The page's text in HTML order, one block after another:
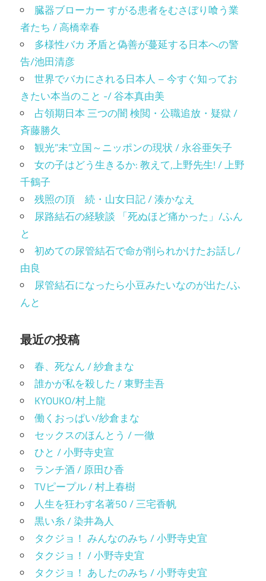
臓器ブローカー すがる患者をむさぼり喰う業
者たち / 高橋幸春
多様性バカ 矛盾と偽善が蔓延する日本への警
告/池田清彦
世界でバカにされる日本人 – 今すぐ知ってお
きたい本当のこと -/ 谷本真由美
占領期日本 三つの闇 検閲・公職追放・疑獄 /
斉藤勝久
観光”未”立国～ニッポンの現状 / 永谷亜矢子
女の子はどう生きるか: 教えて,上野先生! / 上野
千鶴子
残照の頂 続・山女日記 / 湊かなえ
尿路結石の経験談 「死ぬほど痛かった」/ふん
と
初めての尿管結石で命が削られかけたお話し/
由良
尿管結石になったら小豆みたいなのが出た/ふ
んと
最近の投稿
春、死なん / 紗倉まな
誰かが私を殺した / 東野圭吾
KYOUKO/村上龍
働くおっぱい/紗倉まな
セックスのほんとう / 一徹
ひと / 小野寺史宣
ランチ酒 / 原田ひ香
TVピープル / 村上春樹
人生を狂わす名著50 / 三宅香帆
黒い糸 / 染井為人
タクジョ！ みんなのみち / 小野寺史宜
タクジョ！ / 小野寺史宜
タクジョ！ あしたのみち / 小野寺史宜